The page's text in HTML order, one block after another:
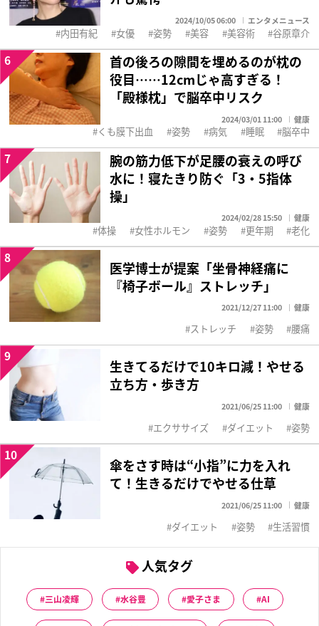
2024/10/05 06:00 エンタメニュース
内田有紀 女優 姿勢 美容 美容術 谷原章介
首の後ろの隙間を埋めるのが枕の
役目……12cmじゃ高すぎる！
「殿様枕」で脳卒中リスク
2024/03/01 11:00 健康
6
くも膜下出血 姿勢 病気 睡眠 脳卒中
腕の筋力低下が足腰の衰えの呼び
水に！寝たきり防ぐ「3・5指体
操」
2024/02/28 15:50 健康
7
体操 女性ホルモン 姿勢 更年期 老化
医学博士が提案「坐骨神経痛に
『椅子ボール』ストレッチ」
2021/12/27 11:00 健康
8
ストレッチ 姿勢 腰痛
生きてるだけで10キロ減！やせる
立ち方・歩き方
2021/06/25 11:00 健康
9
エクササイズ ダイエット 姿勢
傘をさす時は“小指”に力を入れ
て！生きるだけでやせる仕草
2021/06/25 11:00 健康
10
ダイエット 姿勢 生活習慣
人気タグ
三山凌輝 水谷豊 愛子さま AI